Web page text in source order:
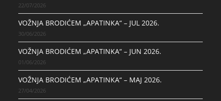
22/07/2026
VOŽNJA BRODIĆEM „APATINKA“ – JUL 2026.
30/06/2026
VOŽNJA BRODIĆEM „APATINKA“ – JUN 2026.
01/06/2026
VOŽNJA BRODIĆEM „APATINKA“ – MAJ 2026.
27/04/2026